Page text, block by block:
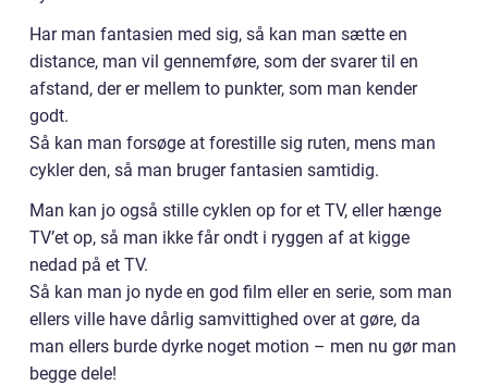
Har man fantasien med sig, så kan man sætte en
distance, man vil gennemføre, som der svarer til en
afstand, der er mellem to punkter, som man kender
godt.
Så kan man forsøge at forestille sig ruten, mens man
cykler den, så man bruger fantasien samtidig.
Man kan jo også stille cyklen op for et TV, eller hænge
TV’et op, så man ikke får ondt i ryggen af at kigge
nedad på et TV.
Så kan man jo nyde en god film eller en serie, som man
ellers ville have dårlig samvittighed over at gøre, da
man ellers burde dyrke noget motion – men nu gør man
begge dele!